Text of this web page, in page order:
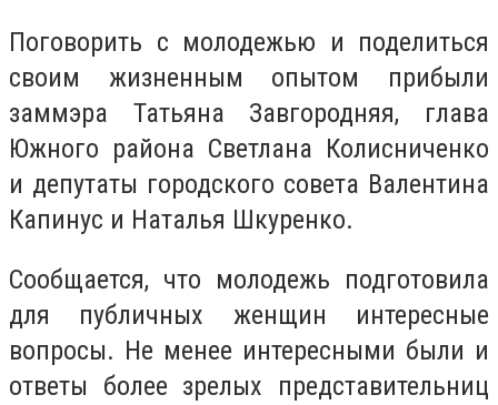
Поговорить с молодежью и поделиться
своим жизненным опытом прибыли
заммэра Татьяна Завгородняя, глава
Южного района Светлана Колисниченко
и депутаты городского совета Валентина
Капинус и Наталья Шкуренко.
Сообщается, что молодежь подготовила
для публичных женщин интересные
вопросы. Не менее интересными были и
ответы более зрелых представительниц